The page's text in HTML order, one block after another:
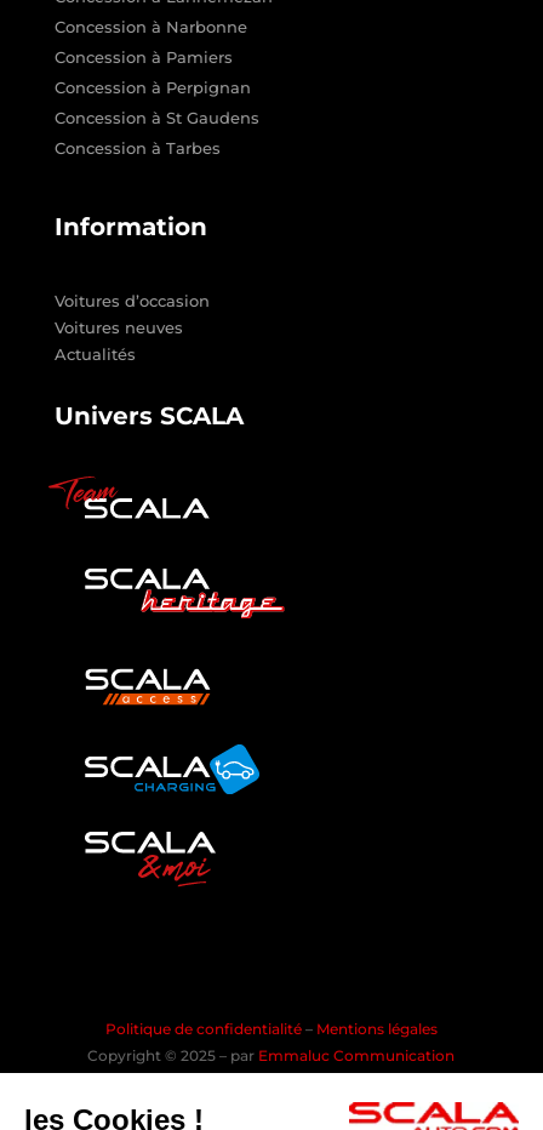
Concession à Narbonne
Concession à Pamiers
Concession à Perpignan
Concession à St Gaudens
Concession à Tarbes
Information
Voitures d’occasion
Voitures neuves
Actualités
Univers SCALA
Politique de confidentialité – Mentions légales
Copyright © 2025 – par Emmaluc Communication
les Cookies !